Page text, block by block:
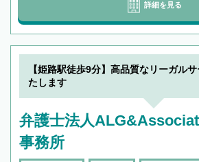
詳細を見る
【姫路駅徒歩9分】高品質なリーガル
たします
弁護士法人
事務所